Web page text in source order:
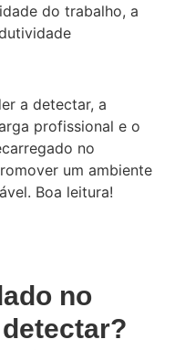
do trabalho, a
a detectar, a
profissional e o
no
um ambiente
Boa leitura!
no